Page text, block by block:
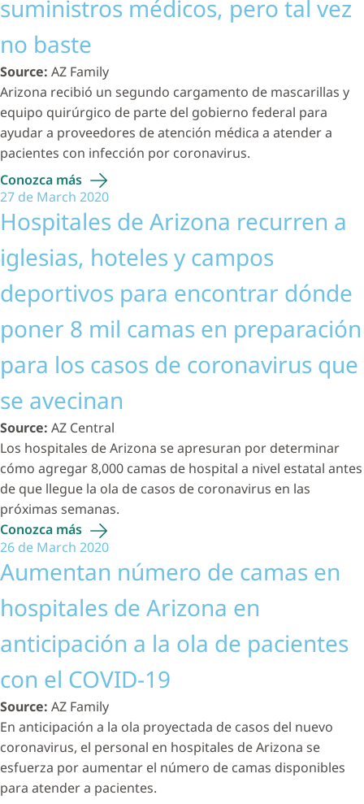
suministros médicos, pero tal vez
no baste
Source: AZ Family
Arizona recibió un segundo cargamento de mascarillas y
equipo quirúrgico de parte del gobierno federal para
ayudar a proveedores de atención médica a atender a
pacientes con infección por coronavirus.
Conozca más
27 de March 2020
Hospitales de Arizona recurren a
iglesias, hoteles y campos
deportivos para encontrar dónde
poner 8 mil camas en preparación
para los casos de coronavirus que
se avecinan
Source: AZ Central
Los hospitales de Arizona se apresuran por determinar
cómo agregar 8,000 camas de hospital a nivel estatal antes
de que llegue la ola de casos de coronavirus en las
próximas semanas.
Conozca más
26 de March 2020
Aumentan número de camas en
hospitales de Arizona en
anticipación a la ola de pacientes
con el COVID-19
Source: AZ Family
En anticipación a la ola proyectada de casos del nuevo
coronavirus, el personal en hospitales de Arizona se
esfuerza por aumentar el número de camas disponibles
para atender a pacientes.